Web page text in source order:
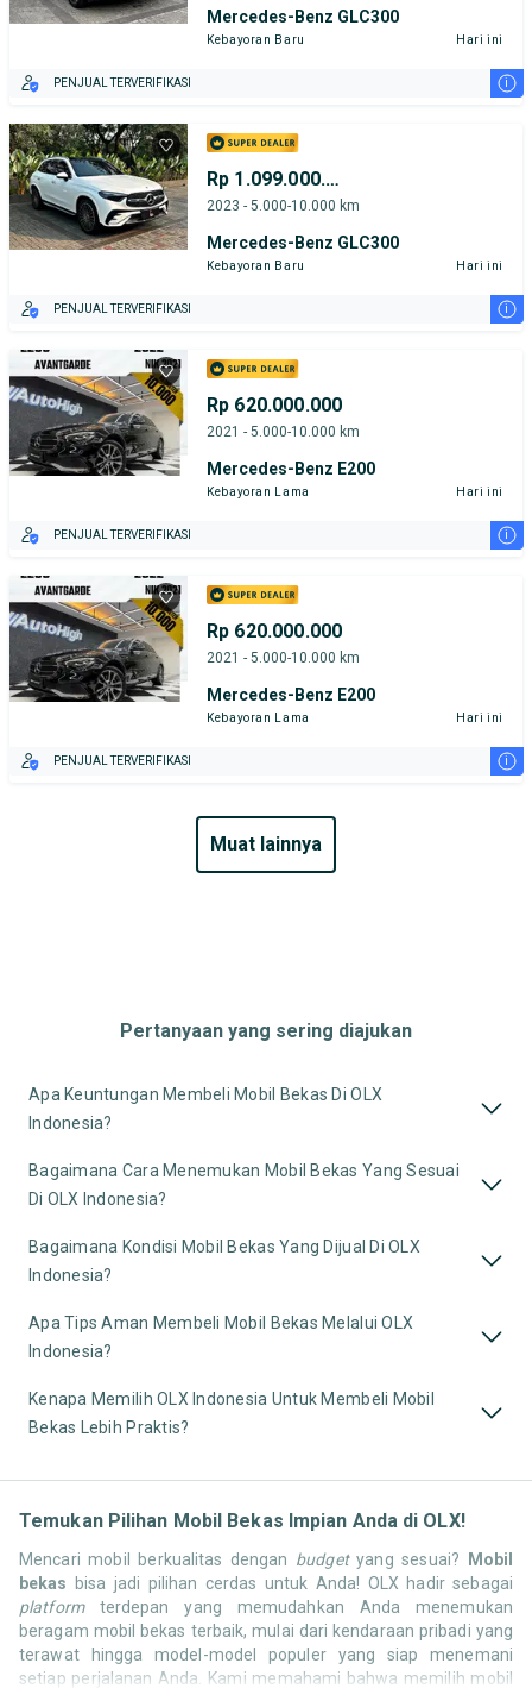
Mercedes-Benz GLC300
Kebayoran Baru Hari ini
PENJUAL TERVERIFIKASI i
Rp 1.099.000.000
2023 - 5.000-10.000 km
Mercedes-Benz GLC300
Kebayoran Baru Hari ini
PENJUAL TERVERIFIKASI i
Rp 620.000.000
2021 - 5.000-10.000 km
Mercedes-Benz E200
Kebayoran Lama Hari ini
PENJUAL TERVERIFIKASI i
Rp 620.000.000
2021 - 5.000-10.000 km
Mercedes-Benz E200
Kebayoran Lama Hari ini
PENJUAL TERVERIFIKASI i
muat lainnya
Pertanyaan yang sering diajukan
Apa Keuntungan Membeli Mobil Bekas Di OLX
Indonesia?
Bagaimana Cara Menemukan Mobil Bekas Yang Sesuai
Di OLX Indonesia?
Bagaimana Kondisi Mobil Bekas Yang Dijual Di OLX
Indonesia?
Apa Tips Aman Membeli Mobil Bekas Melalui OLX
Indonesia?
Kenapa Memilih OLX Indonesia Untuk Membeli Mobil
Bekas Lebih Praktis?
Temukan Pilihan Mobil Bekas Impian Anda di OLX!
Mencari mobil berkualitas dengan budgetyang sesuai? Mobil
bekas bisa jadi pilihan cerdas untuk Anda! OLX hadir sebagai
platformterdepan yang memudahkan Anda menemukan
beragam mobil bekas terbaik, mulai dari kendaraan pribadi yang
terawat hingga model-model populer yang siap menemani
setiap perjalanan Anda. Kami memahami bahwa memilih mobil